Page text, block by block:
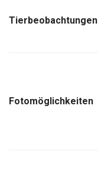
Tierbeobachtungen
Fotomöglichkeiten